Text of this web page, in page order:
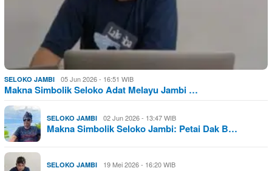
SELOKO JAMBI 05 Jun 2026 - 16:51 WIB
Makna Simbolik Seloko Adat Melayu Jambi …
SELOKO JAMBI 02 Jun 2026 - 13:47 WIB
Makna Simbolik Seloko Jambi: Petai Dak B…
SELOKO JAMBI 19 Mei 2026 - 16:20 WIB